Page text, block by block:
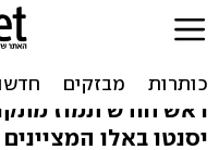
רוצים לוח
ראש חודש תמוז